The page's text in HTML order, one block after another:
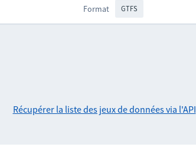
Format GTFS
Récupérer la liste des jeux de données via l'API